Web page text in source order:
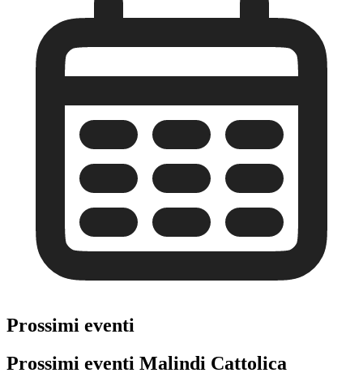
Prossimi eventi
Prossimi eventi Malindi Cattolica